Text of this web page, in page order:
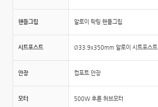
핸들그립 알로이 락링 핸들그립
시트포스트 Ø33.9x350mm 알로이 시트포스트
안장 컴포트 안장
모터 500W 후륜 허브모터